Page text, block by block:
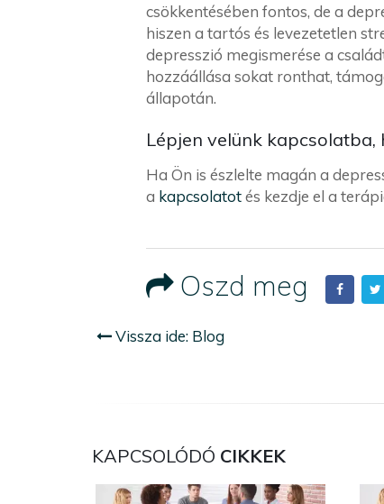
csökkentésében fontos, de a
hiszen a tartós és levezetetlen
depresszió megismerése a
hozzáállása sokat ronthat,
állapotán.
Lépjen velünk kapcsolatba,
Ha Ön is észlelte magán a
a kapcsolatotés kezdje el a
Oszd meg
Vissza ide: Blog
KAPCSOLÓDÓ CIKKEK